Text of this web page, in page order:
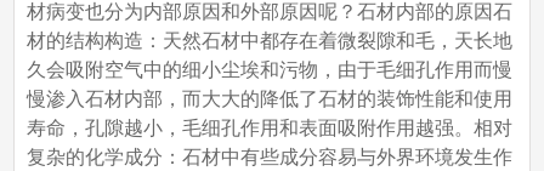
材病变也分为内部原因和外部原因呢？石材内部的原因石
材的结构构造：天然石材中都存在着微裂隙和毛，天长地
久会吸附空气中的细小尘埃和污物，由于毛细孔作用而慢
慢渗入石材内部，而大大的降低了石材的装饰性能和使用
寿命，孔隙越小，毛细孔作用和表面吸附作用越强。相对
复杂的化学成分：石材中有些成分容易与外界环境发生作